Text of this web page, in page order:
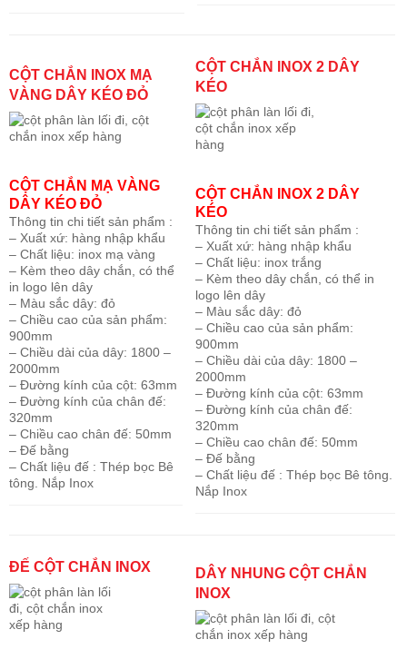
CỘT CHẮN INOX MẠ
VÀNG DÂY KÉO ĐỎ
CỘT CHẮN MẠ VÀNG
DÂY KÉO ĐỎ
Thông tin chi tiết sản phẩm :
– Xuất xứ: hàng nhập khẩu
– Chất liệu: inox mạ vàng
– Kèm theo dây chắn, có thể
in logo lên dây
– Màu sắc dây: đỏ
– Chiều cao của sản phẩm:
900mm
– Chiều dài của dây: 1800 –
2000mm
– Đường kính của cột: 63mm
– Đường kính của chân đế:
320mm
– Chiều cao chân đế: 50mm
– Đế bằng
– Chất liệu đế : Thép bọc Bê
tông. Nắp Inox
CỘT CHẮN INOX 2 DÂY
KÉO
CỘT CHẮN INOX 2 DÂY
KÉO
Thông tin chi tiết sản phẩm :
– Xuất xứ: hàng nhập khẩu
– Chất liệu: inox trắng
– Kèm theo dây chắn, có thể in
logo lên dây
– Màu sắc dây: đỏ
– Chiều cao của sản phẩm:
900mm
– Chiều dài của dây: 1800 –
2000mm
– Đường kính của cột: 63mm
– Đường kính của chân đế:
320mm
– Chiều cao chân đế: 50mm
– Đế bằng
– Chất liệu đế : Thép bọc Bê tông.
Nắp Inox
ĐẾ CỘT CHẮN INOX
DÂY NHUNG CỘT CHẮN
INOX